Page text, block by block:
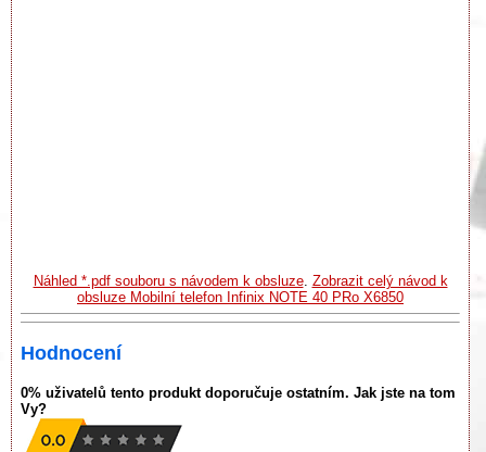
Náhled *.pdf souboru s návodem k obsluze. Zobrazit celý návod k
obsluze Mobilní telefon Infinix NOTE 40 PRo X6850
Hodnocení
0% uživatelů tento produkt doporučuje ostatním. Jak jste na tom
Vy?